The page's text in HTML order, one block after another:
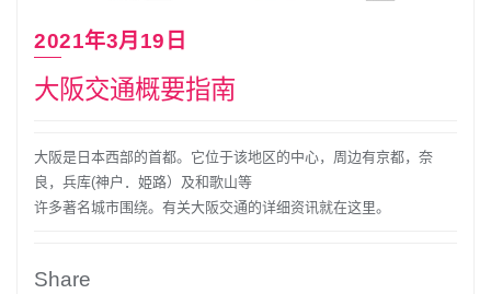
2021年3月19日
大阪交通概要指南
大阪是日本西部的首都。它位于该地区的中心，周边有京都，奈
良，兵库(神户．姫路）及和歌山等
许多著名城市围绕。有关大阪交通的详细资讯就在这里。
Share